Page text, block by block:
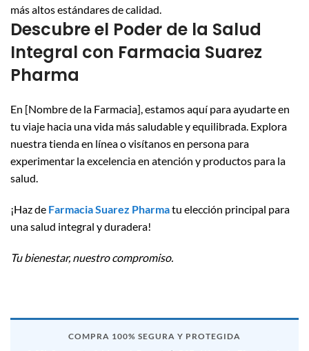
más altos estándares de calidad.
Descubre el Poder de la Salud
Integral con Farmacia Suarez
Pharma
En [Nombre de la Farmacia], estamos aquí para ayudarte en
tu viaje hacia una vida más saludable y equilibrada. Explora
nuestra tienda en línea o visítanos en persona para
experimentar la excelencia en atención y productos para la
salud.
¡Haz de Farmacia Suarez Pharmatu elección principal para
una salud integral y duradera!
Tu bienestar, nuestro compromiso.
COMPRA 100% SEGURA Y PROTEGIDA